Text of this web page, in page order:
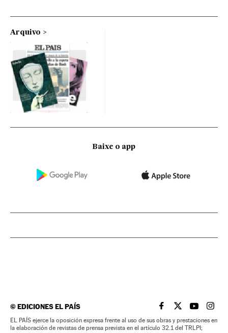
Arquivo
Baixe o app
©EDICIONES EL PAÍS EL PAÍS BRASIL EN
EL PAÍSEL PAÍS
EL
EL PAÍS ejerce la oposición expresa frente al uso de sus obras y prestaciones en
la elaboración de revistas de prensa prevista en el artículo 32.1 del TRLPI;